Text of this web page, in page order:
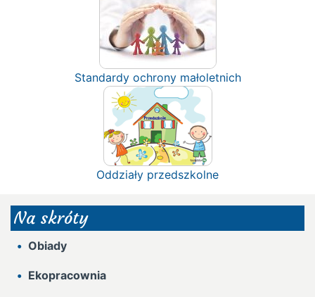
Standardy ochrony małoletnich
Oddziały przedszkolne
Na skróty
Obiady
Ekopracownia